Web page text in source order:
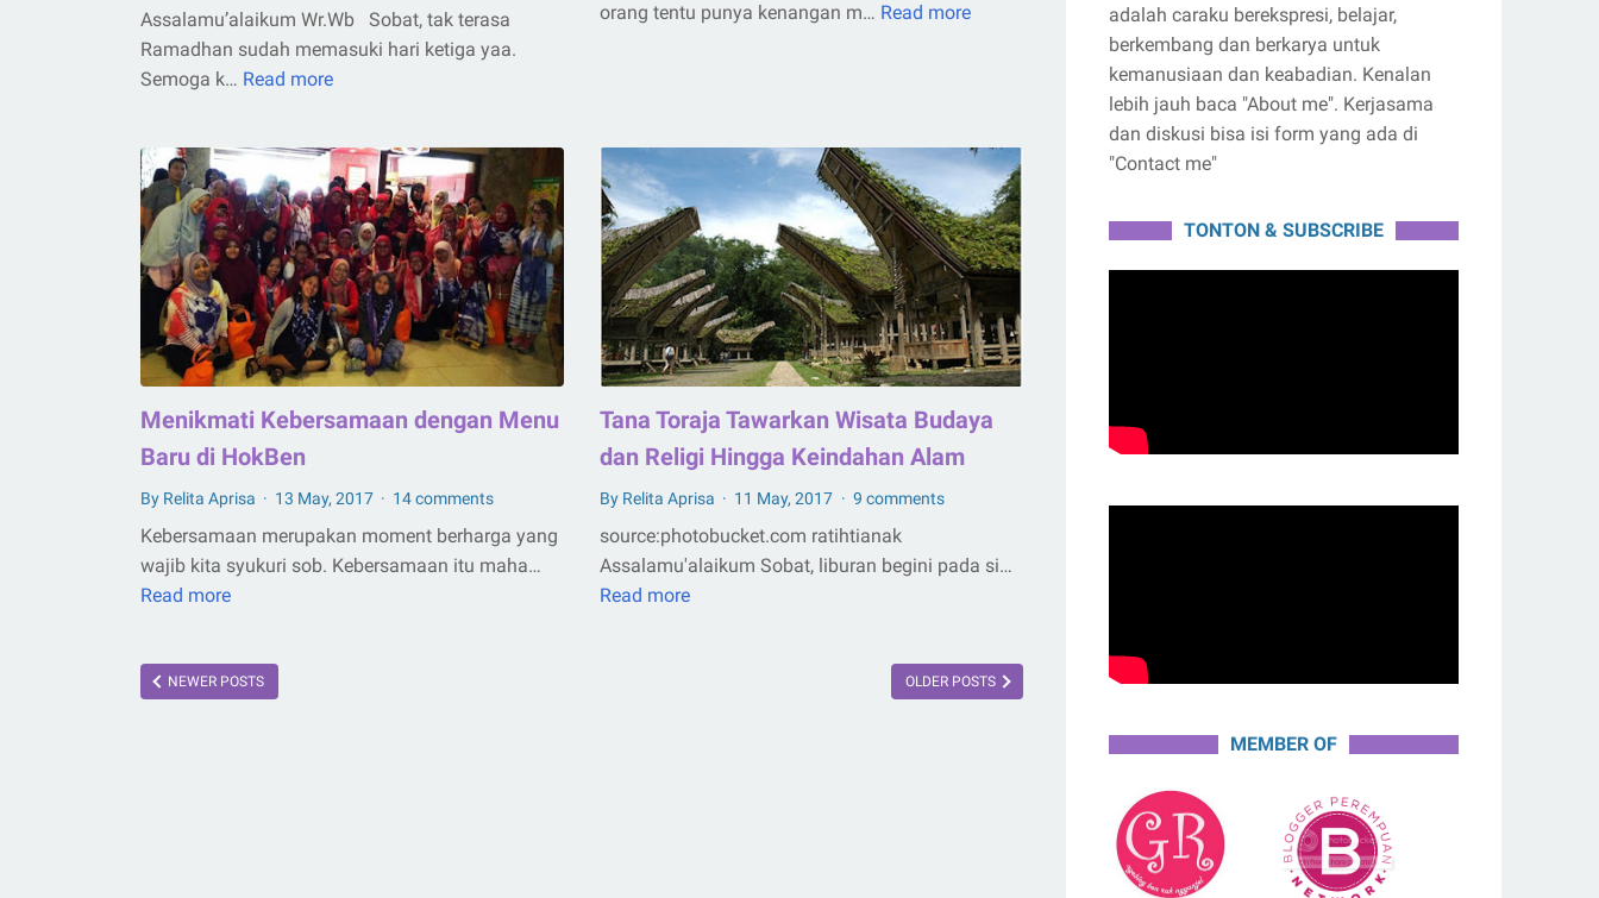
Assalamu’alaikum Wr.Wb Sobat, tak terasa
Ramadhan sudah memasuki hari ketiga yaa.
Semoga k… Read more3
Makanan
Favorit
Saat
Ramadhan
orang tentu punya kenangan m… Read moreKenangan
Menikmati Kebersamaan dengan Menu
Baru di HokBen
By Relita Aprisa 13 May, 2017 14 comments
Kebersamaan merupakan moment berharga yang
wajib kita syukuri sob. Kebersamaan itu maha…
Read moreMenikmati
dengan
Menu
Tana Toraja Tawarkan Wisata Budaya
dan Religi Hingga Keindahan Alam
By Relita Aprisa 11 May, 2017 9 comments
source:photobucket.com ratihtianak
Assalamu'alaikum Sobat, liburan begini pada si…
Read moreTana
NEWER POSTS OLDER POSTS
adalah caraku berekspresi, belajar,
berkembang dan berkarya untuk
kemanusiaan dan keabadian. Kenalan
lebih jauh baca "About me". Kerjasama
dan diskusi bisa isi form yang ada di
"Contact me"
TONTON & SUBSCRIBE
MEMBER OF